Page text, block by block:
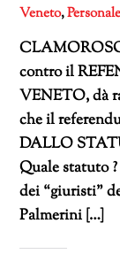
Veneto,Personale
contro il
VENETO, dà
che il
DALLO
Quale statuto
dei “giuristi”
Palmerini […]